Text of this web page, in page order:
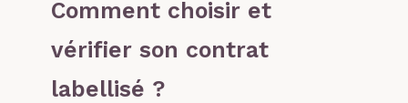
Comment choisir et
vérifier son contrat
labellisé ?